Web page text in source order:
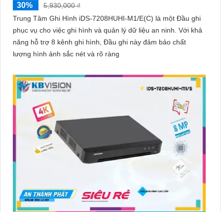
30%
5,930,000 ₫
Trung Tâm Ghi Hình iDS-7208HUHI-M1/E(C) là một Đầu ghi
phục vụ cho việc ghi hình và quản lý dữ liệu an ninh. Với khả
năng hỗ trợ 8 kênh ghi hình, Đầu ghi này đảm bảo chất
lượng hình ảnh sắc nét và rõ ràng